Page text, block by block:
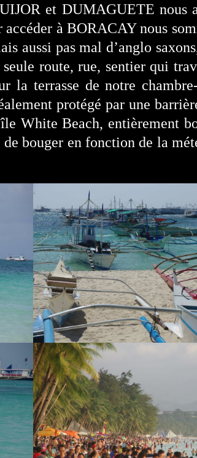
et DUMAGUETE nous
à BORACAY nous
aussi pas mal d’anglo
route, rue, sentier qui
la terrasse de notre
protégé par une
White Beach, entièrement
bouger en fonction de la